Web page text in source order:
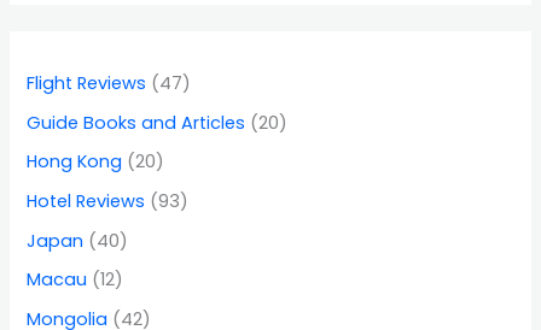
Flight Reviews (47)
Guide Books and Articles (20)
Hong Kong (20)
Hotel Reviews (93)
Japan (40)
Macau (12)
Mongolia (42)